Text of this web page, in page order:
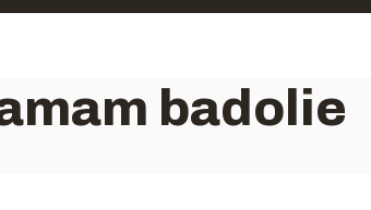
badolie